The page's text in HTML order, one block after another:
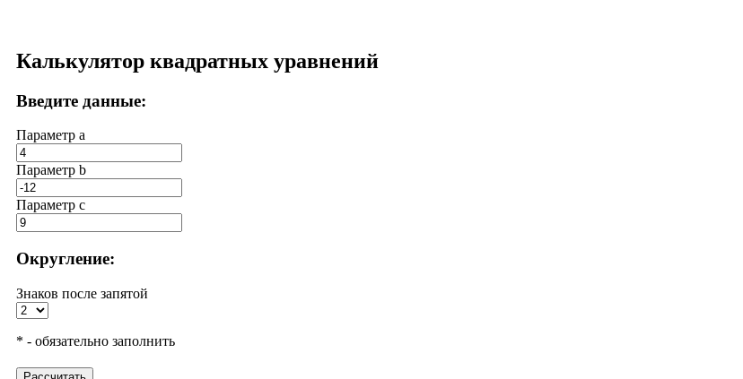
Калькулятор квадратных уравнений
Введите данные:
Параметр a
Параметр b
Параметр с
Округление:
Знаков после запятой
* - обязательно заполнить